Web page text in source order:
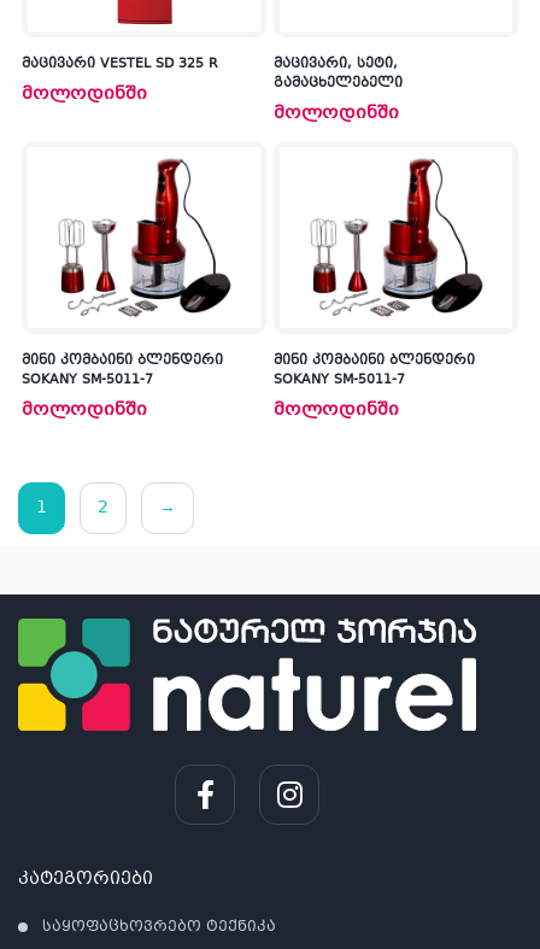
მაცივარი VESTEL SD 325 R
მოლოდინში
მაცივარი, სეტი,
გამაცხელებელი
მოლოდინში
მინი კომბაინი ბლენდერი
SOKANY SM-5011-7
მოლოდინში
მინი კომბაინი ბლენდერი
SOKANY SM-5011-7
მოლოდინში
1 2 →
კატეგორიები
საყოფაცხოვრებო ტექნიკა